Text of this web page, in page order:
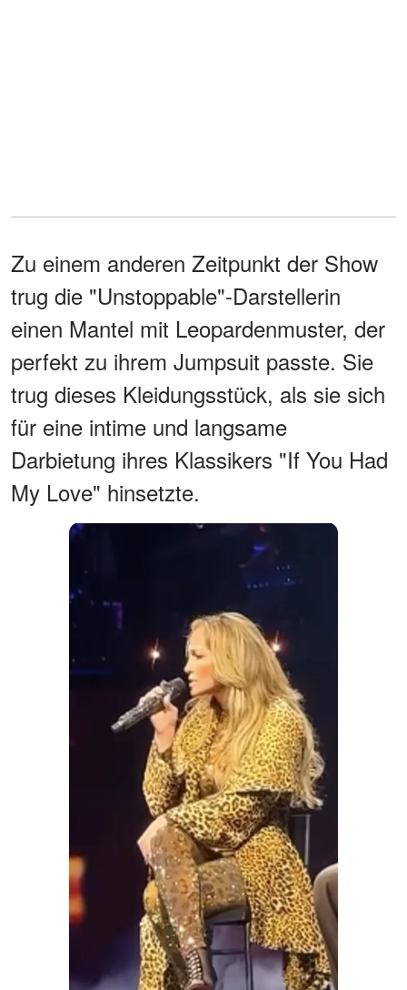
Zu einem anderen Zeitpunkt der Show
trug die "Unstoppable"-Darstellerin
einen Mantel mit Leopardenmuster, der
perfekt zu ihrem Jumpsuit passte. Sie
trug dieses Kleidungsstück, als sie sich
für eine intime und langsame
Darbietung ihres Klassikers "If You Had
My Love" hinsetzte.